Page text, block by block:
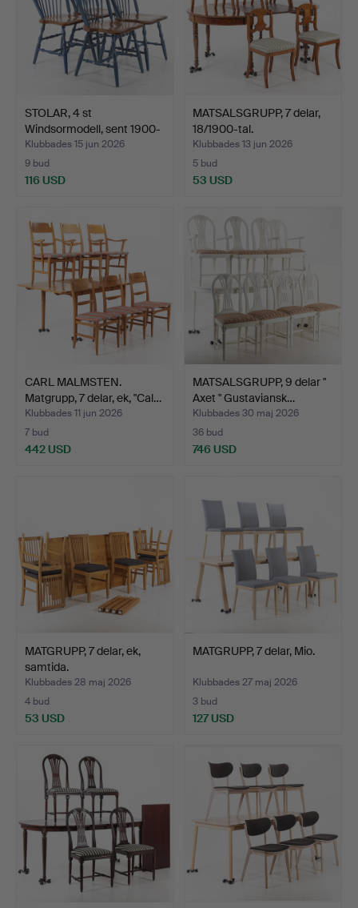
STOLAR, 4 st
Windsormodell, sent 1900-
tal.
Klubbades 15 jun 2026
9 bud
116 USD
MATSALSGRUPP, 7 delar,
18/1900-tal.
Klubbades 13 jun 2026
5 bud
53 USD
CARL MALMSTEN.
Matgrupp, 7 delar, ek, "Cal…
Klubbades 11 jun 2026
7 bud
442 USD
MATSALSGRUPP, 9 delar "
Axet " Gustaviansk…
Klubbades 30 maj 2026
36 bud
746 USD
MATGRUPP, 7 delar, ek,
samtida.
Klubbades 28 maj 2026
4 bud
53 USD
MATGRUPP, 7 delar, Mio.
Klubbades 27 maj 2026
3 bud
127 USD